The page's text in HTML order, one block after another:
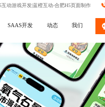
动游戏开发|蓝橙互动-合肥H5页面制作
SAAS开发 动态 我们